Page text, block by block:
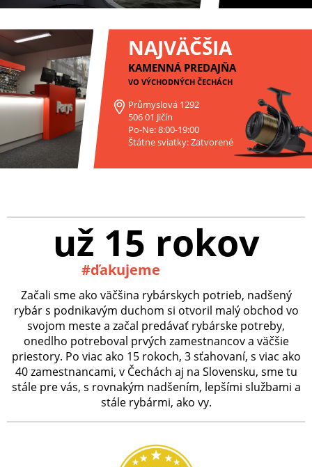
NAJVÄČŠIA
KAMENNÁ PREDAJŇA
VO VÝCHODNÝCH ČECHÁCH
Průmyslová 1292
506 01 Jičín
Po-Ne: 8:00-19:00
Štátne sviatky: Zatvorené
už 15 rokov
#ďakujeme
Začali sme ako väčšina rybárskych potrieb, nadšený
rybár s podnikavým duchom si otvoril malý obchod vo
svojom meste a začal predávať rybárske potreby,
onedlho potreboval prvých zamestnancov a väčšie
priestory. Po viac ako 15 rokoch, 3 sťahovaní, s viac ako
40 zamestnancami, v Čechách aj na Slovensku, sme tu
stále pre vás, s rovnakým nadšením, lepšími službami a
stále rybármi, ako vy.